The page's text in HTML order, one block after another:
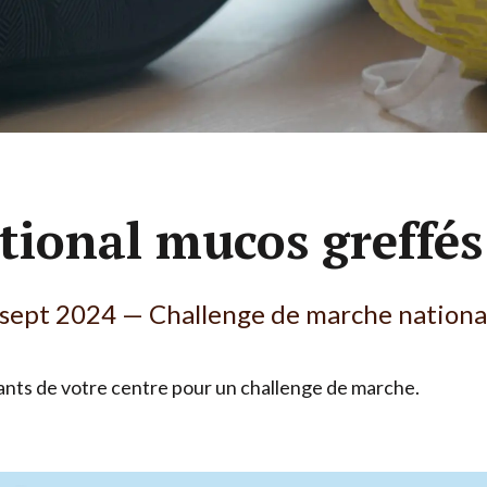
Nos accompagnements sur-mesure
mucos greffés
2024 — Challenge de marche
de votre centre pour un challenge de marche.